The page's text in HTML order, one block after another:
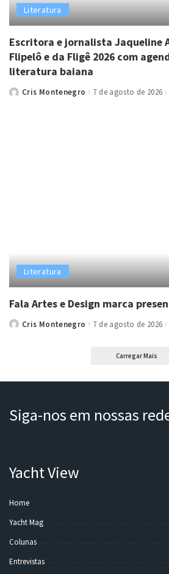
Literatura
Escritora e jornalista Jaqueline
Flipelô e da Fligê 2026 com
literatura baiana
PostedCris Montenegro 7 de agosto de 2026
Literatura
Fala Artes e Design marca
PostedCris Montenegro 7 de agosto de 2026
Carregar Mais
Siga-nos em nossas
Yacht View
Home
Yacht Mag
Colunas
Entrevistas